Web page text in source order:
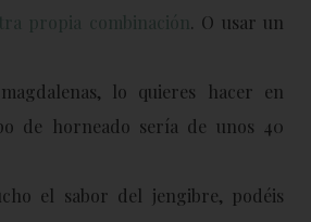
propia combinación. O usar un
lo quieres hacer en
de horneado sería de unos 40
el sabor del jengibre, podéis